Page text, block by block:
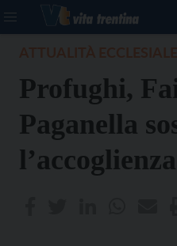
Profughi,
Paganella
l’accoglienza